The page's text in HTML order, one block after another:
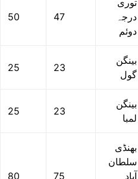
50 47
توری
درجہ
دوئم
25 23
بینگن
گول
25 23
بینگن
لمبا
80 75
بھنڈی
سلطان
آباد